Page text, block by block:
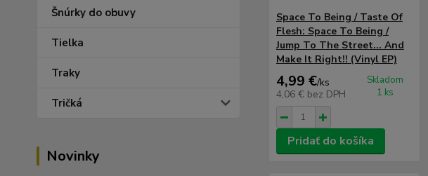
Šnúrky do obuvy
Tielka
Traky
Tričká
Novinky
Space To Being / Taste Of
Flesh: Space To Being /
Jump To The Street... And
Make It Right!! (Vinyl EP)
4,99 €/ks
4,06 € bez DPH
Skladom
1 ks
Pridať do košíka